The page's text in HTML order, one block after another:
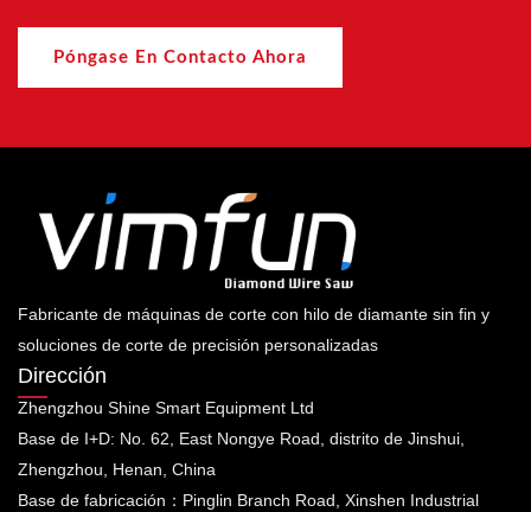
Póngase En Contacto Ahora
Fabricante de máquinas de corte con hilo de diamante sin fin y
soluciones de corte de precisión personalizadas
Dirección
Zhengzhou Shine Smart Equipment Ltd
Base de I+D: No. 62, East Nongye Road, distrito de Jinshui,
Zhengzhou, Henan, China
Base de fabricación：Pinglin Branch Road, Xinshen Industrial